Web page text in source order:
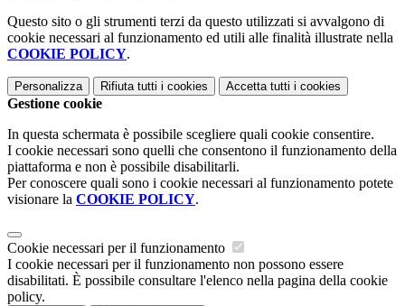
Questo sito o gli strumenti terzi da questo utilizzati si avvalgono di
cookie necessari al funzionamento ed utili alle finalità illustrate nella
COOKIE POLICY.
Personalizza Rifiuta tutti i cookies Accetta tutti i cookies
Gestione cookie
In questa schermata è possibile scegliere quali cookie consentire.
I cookie necessari sono quelli che consentono il funzionamento della
piattaforma e non è possibile disabilitarli.
Per conoscere quali sono i cookie necessari al funzionamento potete
visionare la COOKIE POLICY.
Cookie necessari per il funzionamento
I cookie necessari per il funzionamento non possono essere
disabilitati. È possibile consultare l'elenco nella pagina della cookie
policy.